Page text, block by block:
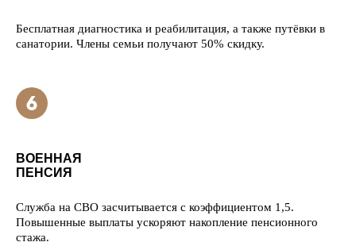
Бесплатная диагностика и реабилитация, а также путёвки в
санатории. Члены семьи получают 50% скидку.
ВОЕННАЯ
ПЕНСИЯ
Служба на СВО засчитывается с коэффициентом 1,5.
Повышенные выплаты ускоряют накопление пенсионного
стажа.